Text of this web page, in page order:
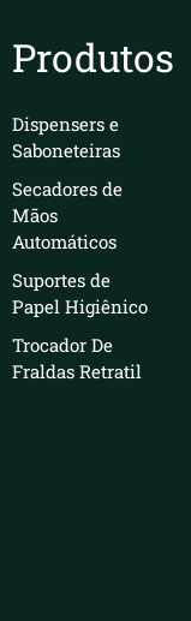
Produtos
Dispensers e
Saboneteiras
Secadores de
Mãos
Automáticos
Suportes de
Papel Higiênico
Trocador De
Fraldas Retratil